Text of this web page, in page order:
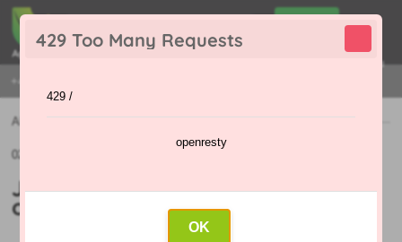
429 Too Many Requests
429 /
openresty
OK
+421 915 420 295 | PONIEDZIAŁEK - PIĄTEK 9:00 - 16:00
Menu
Aktualności»Jak pozbyć się ślimaków w ogrodzie?
02.09.2021 (Pierwotny artykuł: 20.08.2021)
Jak pozbyć się ślimaków w
ogrodzie?